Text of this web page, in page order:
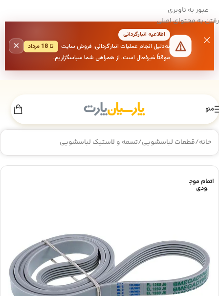
عبور به ناوبری
رفتن به محتوای اصلی
اطلاعیه انبارگردانی
به‌دلیل انجام عملیات انبارگردانی، فروش سایت
تا 18 مرداد
موقتاً غیرفعال است. از همراهی شما سپاسگزاریم.
×
منو
خانه/قطعات لباسشویی/تسمه و لاستیک لباسشویی
اتمام موج
ودی